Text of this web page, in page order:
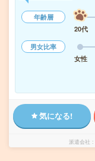
年齢層
20代
男女比率
女性
気になる!
派遣会社